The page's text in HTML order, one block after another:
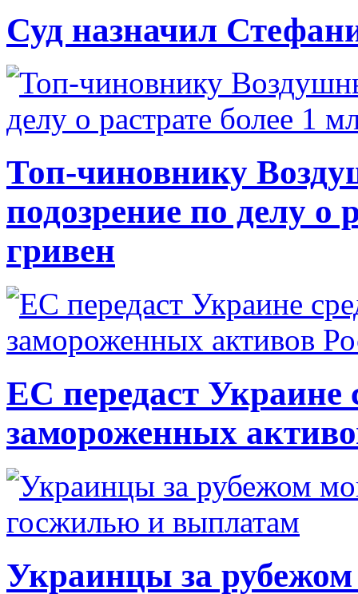
Суд назначил
Топ-чиновнику
подозрение по делу о
гривен
ЕС передаст Украине
замороженных
Украинцы за рубежом